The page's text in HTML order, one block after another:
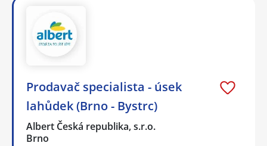
Prodavač specialista - úsek
lahůdek (Brno - Bystrc)
Albert Česká republika, s.r.o.
Brno